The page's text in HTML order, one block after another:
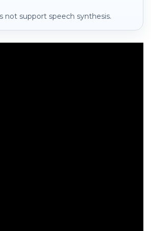
not support speech synthesis.